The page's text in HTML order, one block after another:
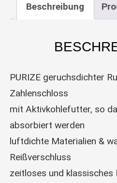
Beschreibung
PURIZE geruchsdichter
Zahlenschloss
mit Aktivkohlefutter, so
absorbiert werden
luftdichte Materialien &
Reißverschluss
zeitloses und klassisches